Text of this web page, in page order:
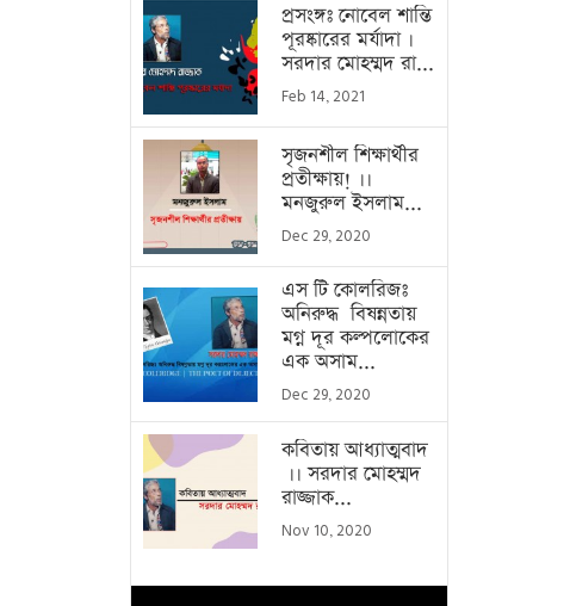
প্রসংঙ্গঃ নোবেল শান্তি
পূরষ্কারের মর্যাদা ।
সরদার মোহম্মদ রা...
Feb 14, 2021
সৃজনশীল শিক্ষার্থীর
প্রতীক্ষায়! ।।
মনজুরুল ইসলাম...
Dec 29, 2020
এস টি কোলরিজঃ
অনিরুদ্ধ বিষন্নতায়
মগ্ন দূর কল্পলোকের
এক অসাম...
Dec 29, 2020
কবিতায় আধ্যাত্মবাদ
।। সরদার মোহম্মদ
রাজ্জাক...
Nov 10, 2020